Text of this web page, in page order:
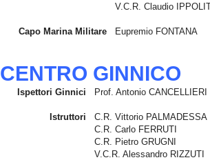
V.C.R. Claudio
Capo Marina Militare Eupremio FONTANA
CENTRO GINNICO
Ispettori Ginnici Prof. Antonio CANCELLIERI
Istruttori
C.R. Vittorio PALMADESSA
C.R. Carlo FERRUTI
C.R. Pietro GRUGNI
V.C.R. Alessandro RIZZUTI